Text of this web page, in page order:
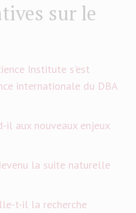
sur le
Institute s'est
internationale du DBA
il aux nouveaux enjeux
la suite naturelle
t-il la recherche